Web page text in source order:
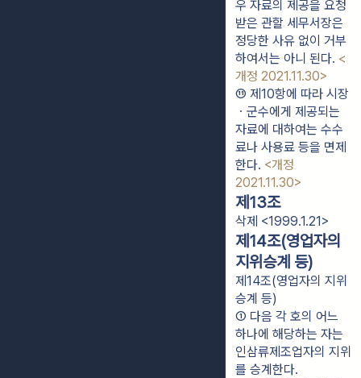
우 자료의 제공을 요청
받은 관할 세무서장은
정당한 사유 없이 거부
하여서는 아니 된다. <
개정 2021.11.30>
⑪ 제10항에 따라 시장
ㆍ군수에게 제공되는
자료에 대하여는 수수
료나 사용료 등을 면제
한다. <개정
2021.11.30>
제13조
삭제 <1999.1.21>
제14조(영업자의
지위승계 등)
제14조(영업자의 지위
승계 등)
① 다음 각 호의 어느
하나에 해당하는 자는
인삼류제조업자의 지위
를 승계한다.